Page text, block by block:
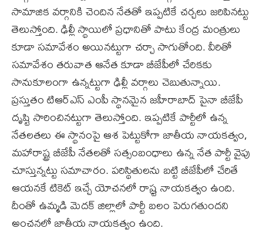
సామాజిక వ‌ర్గానికి చెందిన నేత‌తో ఇప్పటికే చ‌ర్చలు జ‌రిపిన‌ట్టు
తెలుస్తోంది. ఢిల్లీ స్థాయిలో ప్రధానితో పాటు కేంద్ర మంత్రులు
కూడా స‌మావేశం అయిన‌ట్టుగా చ‌ర్చా సాగుతోంది. వీరితో
స‌మావేశం త‌రువాత ఆనేత కూడా బీజేపీలో చేరికకు
సానుకూలంగా ఉన్నట్టుగా ఢిల్లీ వ‌ర్గాలు చెబుతున్నాయి.
ప్రస్తుతం టిఆర్ఎస్ ఎంపీ స్థానమైన జ‌హీరాబాద్ పైనా బీజేపీ
దృష్టి సారించిన‌ట్టుగా తెలుస్తోంది. ఇప్పటికే పార్టీలో ఉన్న
నేత‌ల‌తలు ఈ స్థానంపై ఆశ పెట్టుకోగా జాతీయ నాయ‌క‌త్వం,
మ‌హారాష్ట్ర బీజేపీ నేత‌ల‌తో స‌త్సంబంధాలు ఉన్న నేత పార్టీ వైపు
చూస్తున్నట్టు సమాచారం. ప‌రిస్థితుల‌ను బ‌ట్టి బీజేపీలో చేరితే
ఆయ‌నకే టికెట్ ఇచ్చే యోచ‌న‌లో రాష్ర్ట నాయకత్వం ఉంది.
దీంతో ఉమ్మడి మెద‌క్ జిల్లాలో పార్టీ బలం పెరుగ‌తుంద‌ని
అంచ‌న‌లో జాతీయ నాయకత్వం ఉంది.